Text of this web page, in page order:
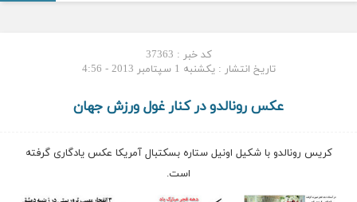
کد خبر : 37363
تاریخ انتشار : یکشنبه 1 سپتامبر 2013 - 4:56
عکس رونالدو در کنار غول ورزش جهان
کریس رونالدو با شکیل اونیل ستاره بسکتبال آمریکا عکس یادگاری گرفته
است.